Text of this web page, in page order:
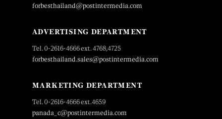
forbesthailand@postintermedia.com
ADVERTISING DEPARTMENT
Tel. 0-2616-4666 ext. 4768,4725
forbesthailand.sales@postintermedia.com
MARKETING DEPARTMENT
Tel. 0-2616-4666 ext.4659
panada_c@postintermedia.com